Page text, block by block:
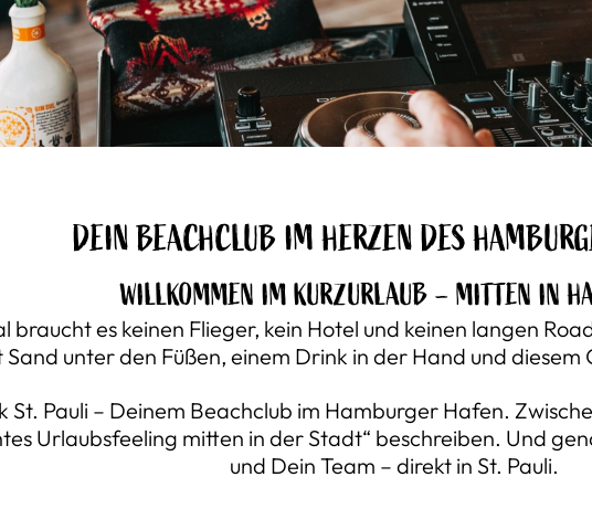
DEIN BEACHCLUB IM HERZEN DES
WILLKOMMEN IM KURZURLAUB – MITTEN IN
braucht es keinen Flieger, kein Hotel und keinen langen
Sand unter den Füßen, einem Drink in der Hand und diesem
St. Pauli – Deinem Beachclub im Hamburger Hafen.
Urlaubsfeeling mitten in der Stadt“ beschreiben. Und
und Dein Team – direkt in St. Pauli.